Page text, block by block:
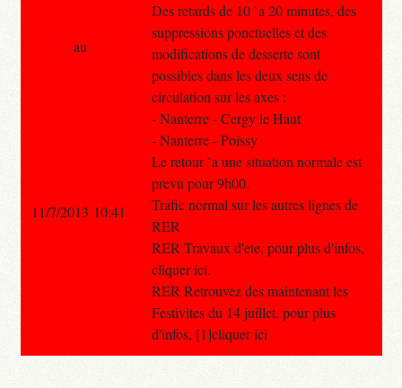
Des retards de 10 `a 20 minutes, des
suppressions ponctuelles et des
modifications de desserte sont
possibles dans les deux sens de
circulation sur les axes :
- Nanterre - Cergy le Haut
- Nanterre - Poissy
Le retour `a une situation normale est
prevu pour 9h00.
Trafic normal sur les autres lignes de
RER
RER Travaux d'ete, pour plus d'infos,
cliquer ici.
RER Retrouvez des maintenant les
Festivites du 14 juillet, pour plus
d'infos, [1]cliquer ici
au
11/7/2013 10:41